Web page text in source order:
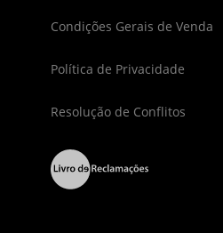
Condições Gerais de Venda
Política de Privacidade
Resolução de Conflitos